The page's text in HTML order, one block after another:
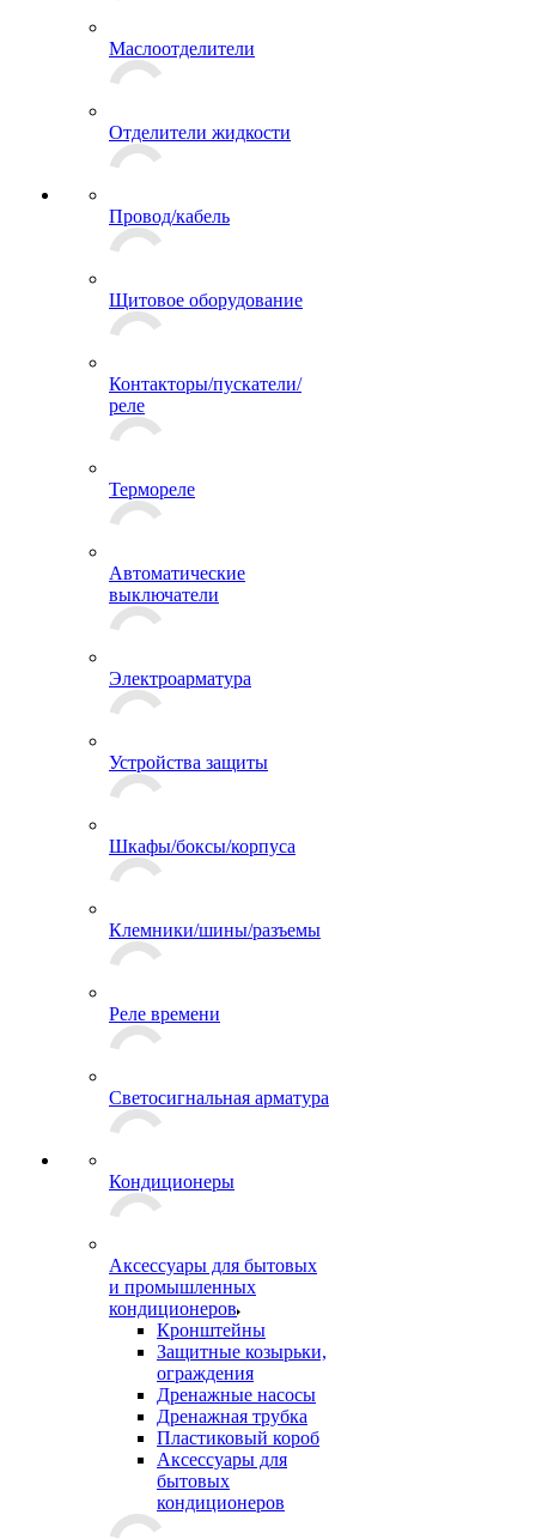
Маслоотделители
Отделители жидкости
Провод/кабель
Щитовое оборудование
Контакторы/пускатели/
реле
Термореле
Автоматические
выключатели
Электроарматура
Устройства защиты
Шкафы/боксы/корпуса
Клемники/шины/разъемы
Реле времени
Светосигнальная арматура
Кондиционеры
Аксессуары для бытовых
и промышленных
кондиционеров
Кронштейны
Защитные козырьки,
ограждения
Дренажные насосы
Дренажная трубка
Пластиковый короб
Аксессуары для
бытовых
кондиционеров